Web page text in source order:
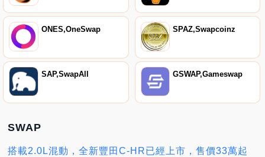
ONES,OneSwap SPAZ,Swapcoinz
SAP,SwapAll GSWAP,Gameswap
SWAP
搭載2.0L混動，全新豐田C-HR已經上市，售價33萬起